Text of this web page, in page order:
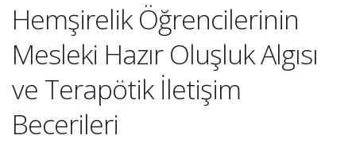
Hemşirelik Öğrencilerinin
Mesleki Hazır Oluşluk Algısı
ve Terapötik İletişim
Becerileri